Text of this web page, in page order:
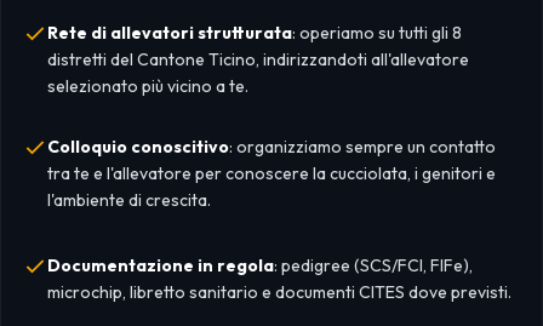
Rete di allevatori strutturata: operiamo su tutti gli 8
distretti del Cantone Ticino, indirizzandoti all'allevatore
selezionato più vicino a te.
Colloquio conoscitivo: organizziamo sempre un contatto
tra te e l'allevatore per conoscere la cucciolata, i genitori e
l'ambiente di crescita.
Documentazione in regola: pedigree (SCS/FCI, FIFe),
microchip, libretto sanitario e documenti CITES dove previsti.